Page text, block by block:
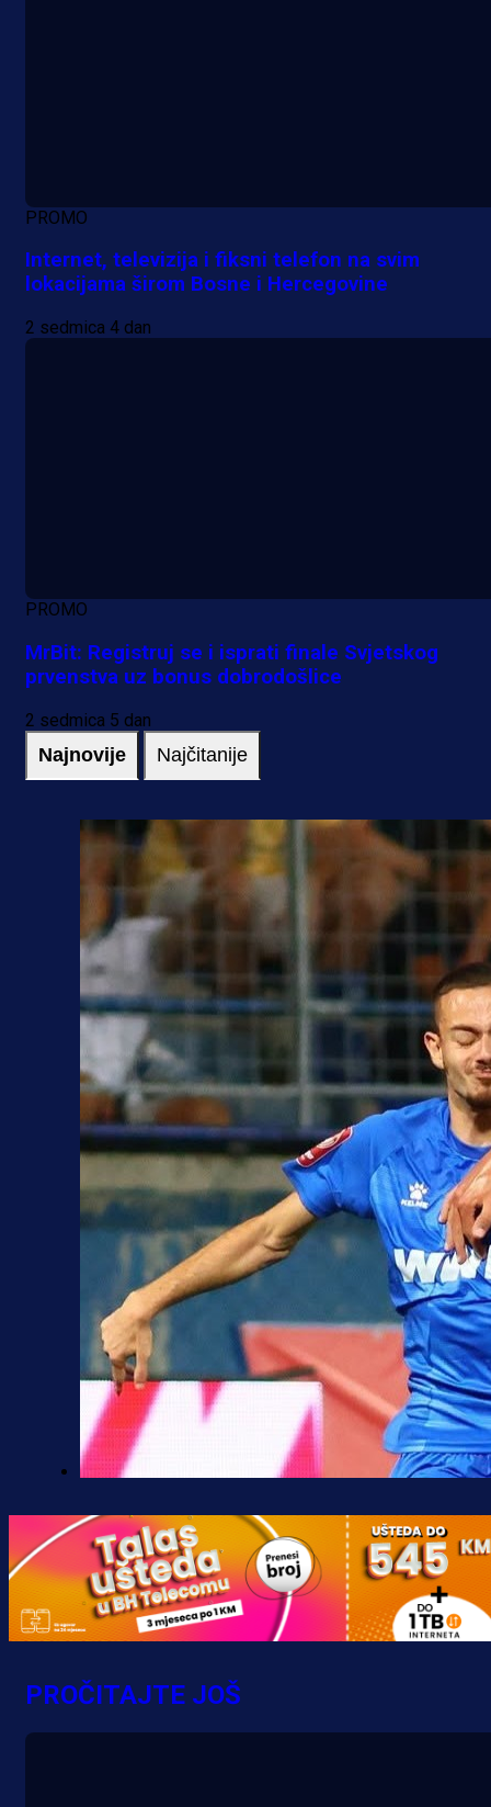
PROMO
Internet, televizija i fiksni telefon na svim
lokacijama širom Bosne i Hercegovine
2 sedmica 4 dan
PROMO
MrBit: Registruj se i isprati finale Svjetskog
prvenstva uz bonus dobrodošlice
2 sedmica 5 dan
Najnovije Najčitanije
Željo uprkos svim problemima
krenuo pobjedom: Plavi slavili na
Grbavici!
PROČITAJTE JOŠ